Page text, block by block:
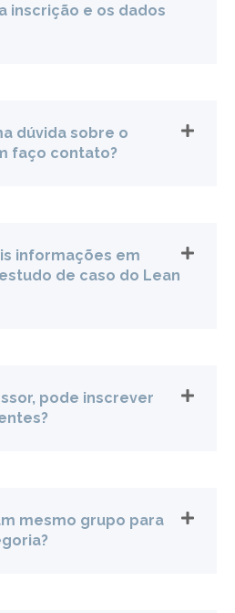
inscrição e os dados
dúvida sobre o
faço contato?
informações em
de caso do Lean
pode inscrever
mesmo grupo para